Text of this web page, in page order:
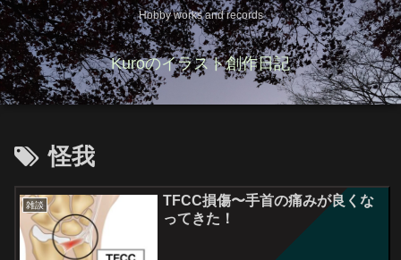
Hobby works and records
Kuroのイラスト創作日記
怪我
雑談
TFCC損傷〜手首の痛みが良くな
ってきた！